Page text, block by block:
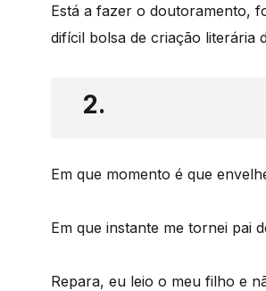
Está a fazer o doutoramento,
difícil bolsa de criação literária
2.
Em que momento é que
Em que instante me tornei pai
Repara, eu leio o meu filho e